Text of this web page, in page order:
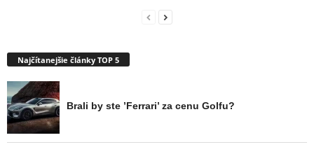
Najčítanejšie články TOP 5